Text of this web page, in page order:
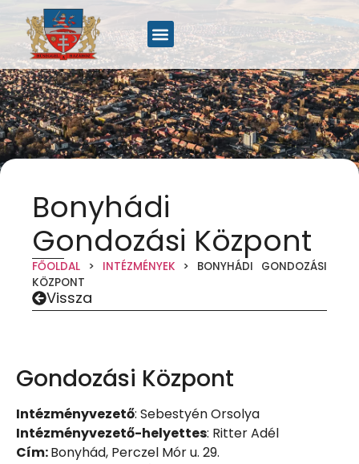
Bonyhádi
Gondozási Központ
FŐOLDAL > INTÉZMÉNYEK > BONYHÁDI GONDOZÁSI
KÖZPONT
Vissza
Gondozási Központ
Intézményvezető: Sebestyén Orsolya
Intézményvezető-helyettes: Ritter Adél
Cím:Bonyhád, Perczel Mór u. 29.